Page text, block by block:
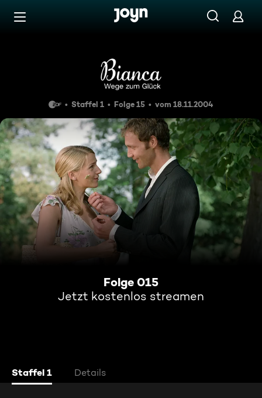
Zum Inhalt springen
Staffel 1 Folge 15 vom 18.11.2004
Folge 015
Jetzt kostenlos streamen
Staffel 1 Details